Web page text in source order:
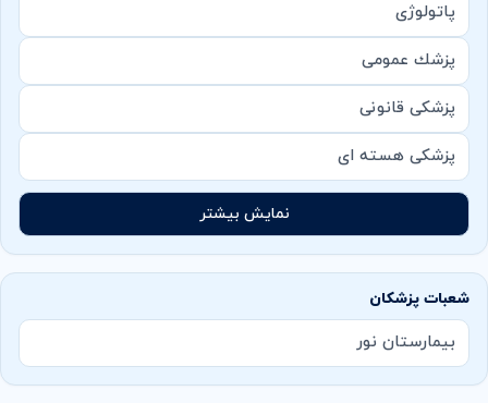
پاتولوژی
پزشك عمومی
پزشکی قانونی
پزشکی هسته ای
نمایش بیشتر
شعبات پزشکان
بیمارستان نور